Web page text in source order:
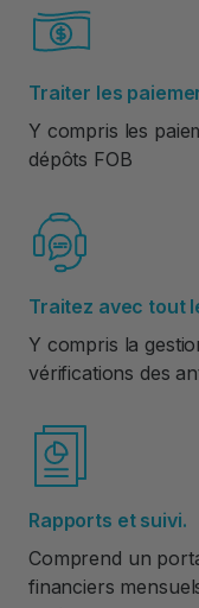
Traiter les
Y compris les
dépôts FOB
Traitez avec tout
Y compris la
vérifications des
Rapports et suivi.
Comprend un
financiers